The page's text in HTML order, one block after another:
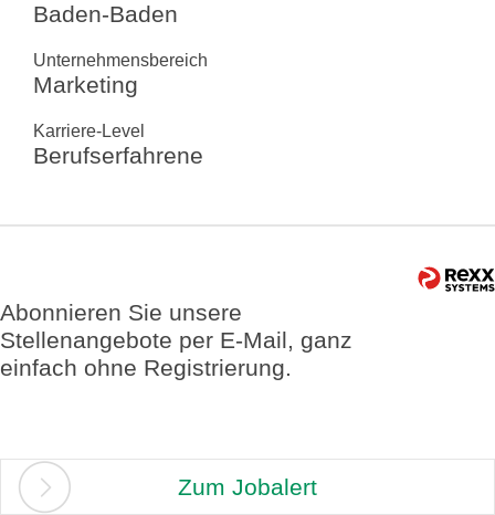
Baden-Baden
Unternehmensbereich
Marketing
Karriere-Level
Berufserfahrene
Abonnieren Sie unsere
Stellenangebote per E-Mail, ganz
einfach ohne Registrierung.
Zum Jobalert